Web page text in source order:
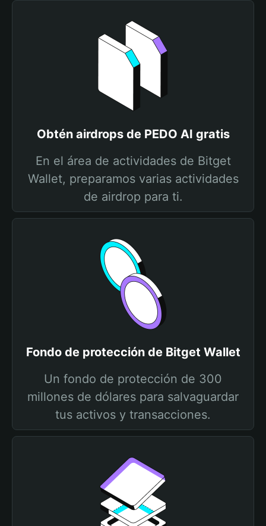
Obtén airdrops de PEDO AI gratis
En el área de actividades de Bitget
Wallet, preparamos varias actividades
de airdrop para ti.
Fondo de protección de Bitget Wallet
Un fondo de protección de 300
millones de dólares para salvaguardar
tus activos y transacciones.